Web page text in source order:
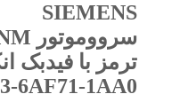
SIEMENS
ترمز با فیدبک
6AF71-1AA0